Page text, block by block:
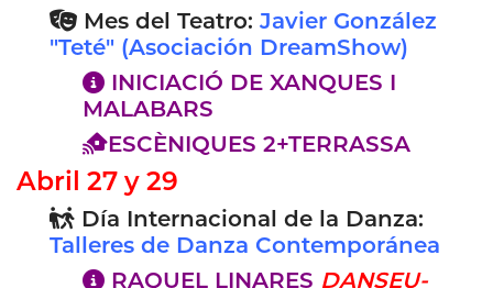
Mes del Teatro: Javier González
"Teté" (Asociación DreamShow)
INICIACIÓ DE XANQUES I
MALABARS
ESCÈNIQUES 2+TERRASSA
Abril 27 y 29
Día Internacional de la Danza:
Talleres de Danza Contemporánea
RAQUEL LINARES DANSEU-